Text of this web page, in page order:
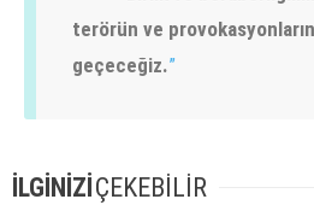
terörün ve
geçeceğiz.”
İLGİNİZİÇEKEBİLİR